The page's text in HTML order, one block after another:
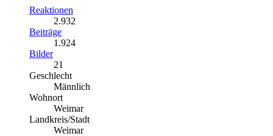
Reaktionen
2.932
Beiträge
1.924
Bilder
21
Geschlecht
Männlich
Wohnort
Weimar
Landkreis/Stadt
Weimar